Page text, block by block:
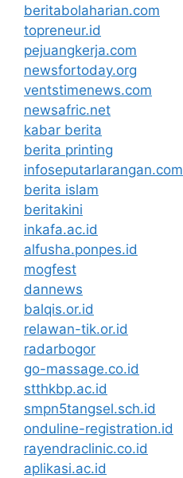
beritabolaharian.com
topreneur.id
pejuangkerja.com
newsfortoday.org
ventstimenews.com
newsafric.net
kabar berita
berita printing
infoseputarlarangan.com
berita islam
beritakini
inkafa.ac.id
alfusha.ponpes.id
mogfest
dannews
balqis.or.id
relawan-tik.or.id
radarbogor
go-massage.co.id
stthkbp.ac.id
smpn5tangsel.sch.id
onduline-registration.id
rayendraclinic.co.id
aplikasi.ac.id